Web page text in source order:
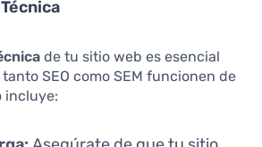
de tu sitio web es esencial
SEO como SEM funcionen de
incluye: